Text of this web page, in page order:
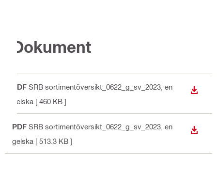
Dokument
PDF SRB sortimentöversikt_0622_g_sv_2023 , en
gelska [ 460 KB ]
LADDA
PDF SRB sortimentöversikt_0622_g_sv_2023 , en
gelska [ 513.3 KB ]
LADDA